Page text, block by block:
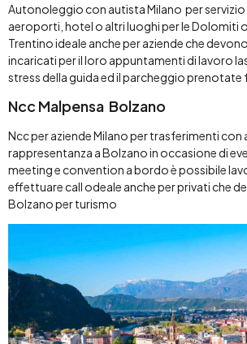
Autonoleggio con autista Milano per
aeroporti, hotel o altri luoghi per le Dolomiti
Trentino ideale anche per aziende che
incaricati per il loro appuntamenti di lavoro
stress della guida ed il parcheggio
Ncc Malpensa Bolzano
Ncc per aziende Milano per trasferimenti con
rappresentanza a Bolzano in occasione di
meeting e convention a bordo è possibile
effettuare call odeale anche per privati che
Bolzano per turismo